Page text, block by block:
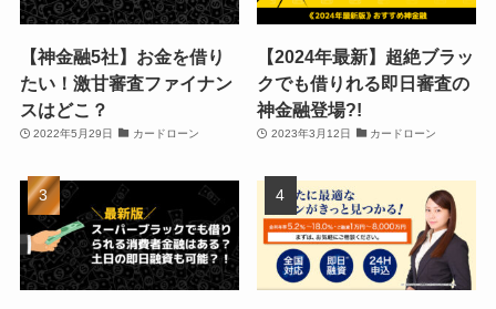
【神金融5社】お金を借り
たい！激甘審査ファイナン
スはどこ？
2022年5月29日 カードローン
【2024年最新】超絶ブラッ
クでも借りれる即日審査の
神金融登場?!
2023年3月12日 カードローン